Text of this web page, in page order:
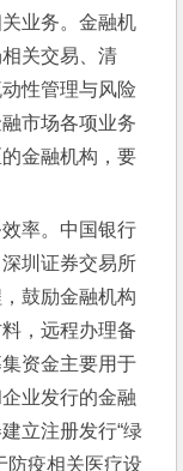
业务。金融机
关交易、清
性管理与风险
市场各项业务
金融机构，要
率。中国银行
圳证券交易所
鼓励金融机构
，远程办理备
资金主要用于
业发行的金融
立注册发行“绿
防疫相关医疗设